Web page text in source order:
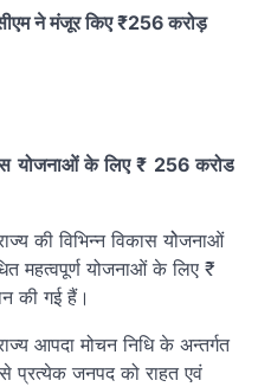
ने मंजूर किए ₹256 करोड़
योजनाओं के लिए ₹ 256 करोड
की विभिन्न विकास योेजनाओं
महत्वपूर्ण योजनाओं के लिए ₹
की गई हैं।
आपदा मोचन निधि के अन्तर्गत
प्रत्येक जनपद को राहत एवं